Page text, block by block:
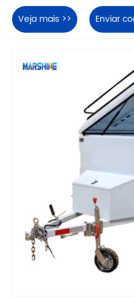
Veja mais >> Enviar